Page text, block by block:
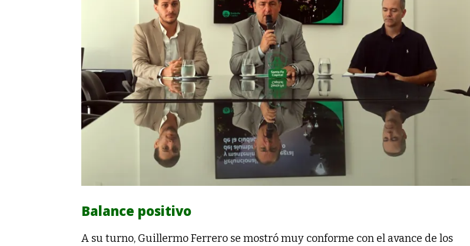
Balance positivo
A su turno, Guillermo Ferrero se mostró muy conforme con el avance de los